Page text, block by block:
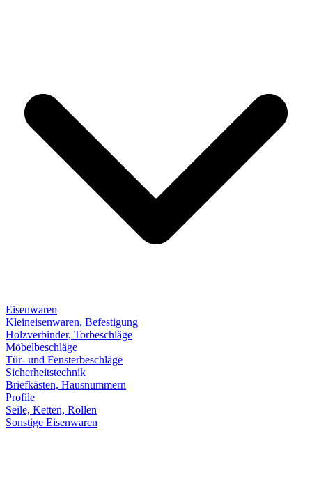
Eisenwaren
Kleineisenwaren, Befestigung
Holzverbinder, Torbeschläge
Möbelbeschläge
Tür- und Fensterbeschläge
Sicherheitstechnik
Briefkästen, Hausnummern
Profile
Seile, Ketten, Rollen
Sonstige Eisenwaren